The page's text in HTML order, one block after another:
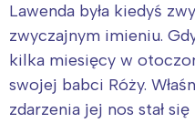
Lawenda była kiedyś
zwyczajnym imieniu.
kilka miesięcy w
swojej babci Róży.
zdarzenia jej nos stał